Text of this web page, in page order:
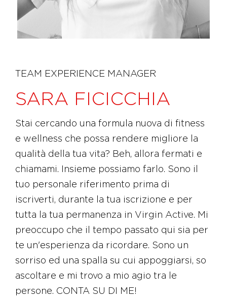
TEAM EXPERIENCE MANAGER
SARA FICICCHIA
Stai cercando una formula nuova di fitness
e wellness che possa rendere migliore la
qualità della tua vita? Beh, allora fermati e
chiamami. Insieme possiamo farlo. Sono il
tuo personale riferimento prima di
iscriverti, durante la tua iscrizione e per
tutta la tua permanenza in Virgin Active. Mi
preoccupo che il tempo passato qui sia per
te un'esperienza da ricordare. Sono un
sorriso ed una spalla su cui appoggiarsi, so
ascoltare e mi trovo a mio agio tra le
persone. CONTA SU DI ME!